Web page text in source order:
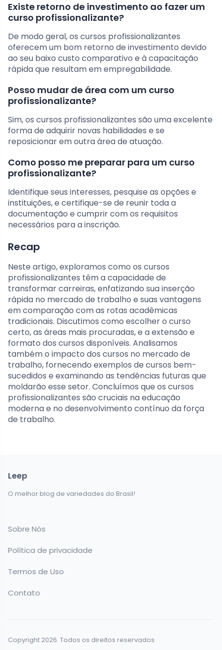
Existe retorno de investimento ao fazer um
curso profissionalizante?
De modo geral, os cursos profissionalizantes
oferecem um bom retorno de investimento devido
ao seu baixo custo comparativo e à capacitação
rápida que resultam em empregabilidade.
Posso mudar de área com um curso
profissionalizante?
Sim, os cursos profissionalizantes são uma excelente
forma de adquirir novas habilidades e se
reposicionar em outra área de atuação.
Como posso me preparar para um curso
profissionalizante?
Identifique seus interesses, pesquise as opções e
instituições, e certifique-se de reunir toda a
documentação e cumprir com os requisitos
necessários para a inscrição.
Recap
Neste artigo, exploramos como os cursos
profissionalizantes têm a capacidade de
transformar carreiras, enfatizando sua inserção
rápida no mercado de trabalho e suas vantagens
em comparação com as rotas acadêmicas
tradicionais. Discutimos como escolher o curso
certo, as áreas mais procuradas, e a extensão e
formato dos cursos disponíveis. Analisamos
também o impacto dos cursos no mercado de
trabalho, fornecendo exemplos de cursos bem-
sucedidos e examinando as tendências futuras que
moldarão esse setor. Concluímos que os cursos
profissionalizantes são cruciais na educação
moderna e no desenvolvimento contínuo da força
de trabalho.
Leep
O melhor blog de variedades do Brasil!
Sobre Nós
Política de privacidade
Termos de Uso
Contato
Copyright 2026. Todos os direitos reservados